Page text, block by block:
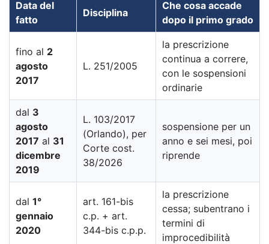
Data del
fatto
Disciplina
Che cosa accade
dopo il primo grado
fino al 2
agosto
2017
L. 251/2005
la prescrizione
continua a correre,
con le sospensioni
ordinarie
dal 3
agosto
2017 al 31
dicembre
2019
L. 103/2017
(Orlando), per
Corte cost.
38/2026
sospensione per un
anno e sei mesi, poi
riprende
dal 1°
gennaio
2020
art. 161-bis
c.p. + art.
344-bis c.p.p.
la prescrizione
cessa; subentrano i
termini di
improcedibilità